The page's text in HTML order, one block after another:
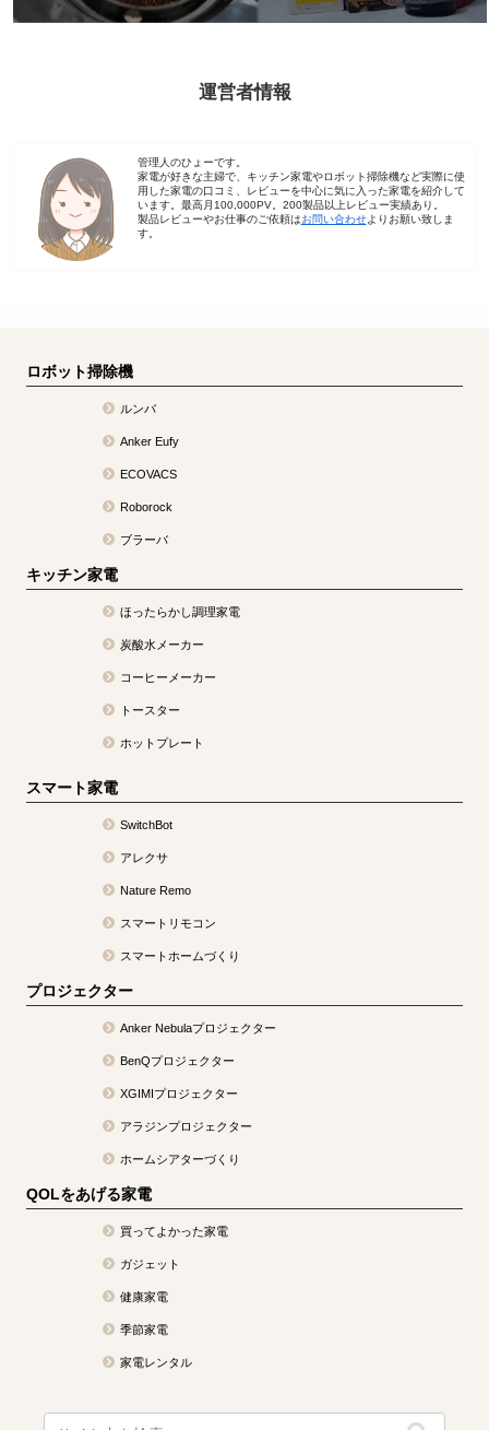
運営者情報
管理人のひょーです。
家電が好きな主婦で、キッチン家電やロボット掃除機など実際に使
用した家電の口コミ、レビューを中心に気に入った家電を紹介して
います。最高月100,000PV。200製品以上レビュー実績あり。
製品レビューやお仕事のご依頼はお問い合わせよりお願い致しま
す。
ロボット掃除機
ルンバ
Anker Eufy
ECOVACS
Roborock
ブラーバ
キッチン家電
ほったらかし調理家電
炭酸水メーカー
コーヒーメーカー
トースター
ホットプレート
スマート家電
SwitchBot
アレクサ
Nature Remo
スマートリモコン
スマートホームづくり
プロジェクター
Anker Nebulaプロジェクター
BenQプロジェクター
XGIMIプロジェクター
アラジンプロジェクター
ホームシアターづくり
QOLをあげる家電
買ってよかった家電
ガジェット
健康家電
季節家電
家電レンタル